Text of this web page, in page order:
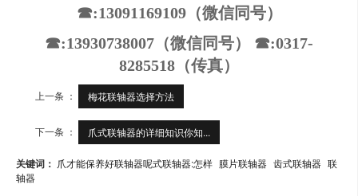
☎:13091169109（微信同号）
☎:13930738007（微信同号） ☎:0317-
8285518（传真）
上一条 ： 梅花联轴器选择方法
下一条 ： 爪式联轴器的详细知识你知...
关键词： 爪才能保养好联轴器呢式联轴器:怎样 膜片联轴器 齿式联轴器 联
轴器